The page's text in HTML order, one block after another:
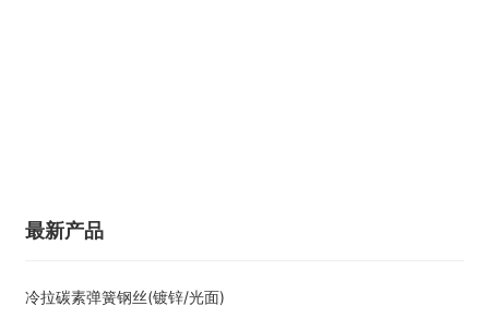
最新产品
冷拉碳素弹簧钢丝(镀锌/光面)